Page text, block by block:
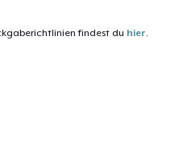
findest du hier.